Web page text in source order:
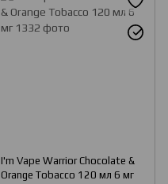
I'm Vape Warrior Chocolate &
Orange Tobacco 120 мл 6 мг